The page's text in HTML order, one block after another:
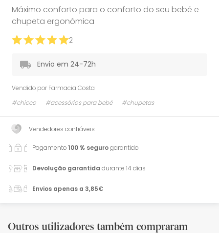
Máximo conforto para o conforto do seu bebé e
chupeta ergonómica
2
Envio em 24-72h
Vendido por Farmacia Costa
#chicco
#acessórios para bebé #chupetas
Vendedores confiáveis
Pagamento100 % segurogarantido
Devolução garantida durante 14 dias
Envios apenas a 3,85€
Outros utilizadores também compraram